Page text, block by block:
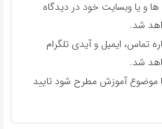
و یا وبسایت خود در دیدگاه
شد.
تماس، ایمیل و آیدی تلگرام
شد.
موضوع آموزش مطرح شود تایید